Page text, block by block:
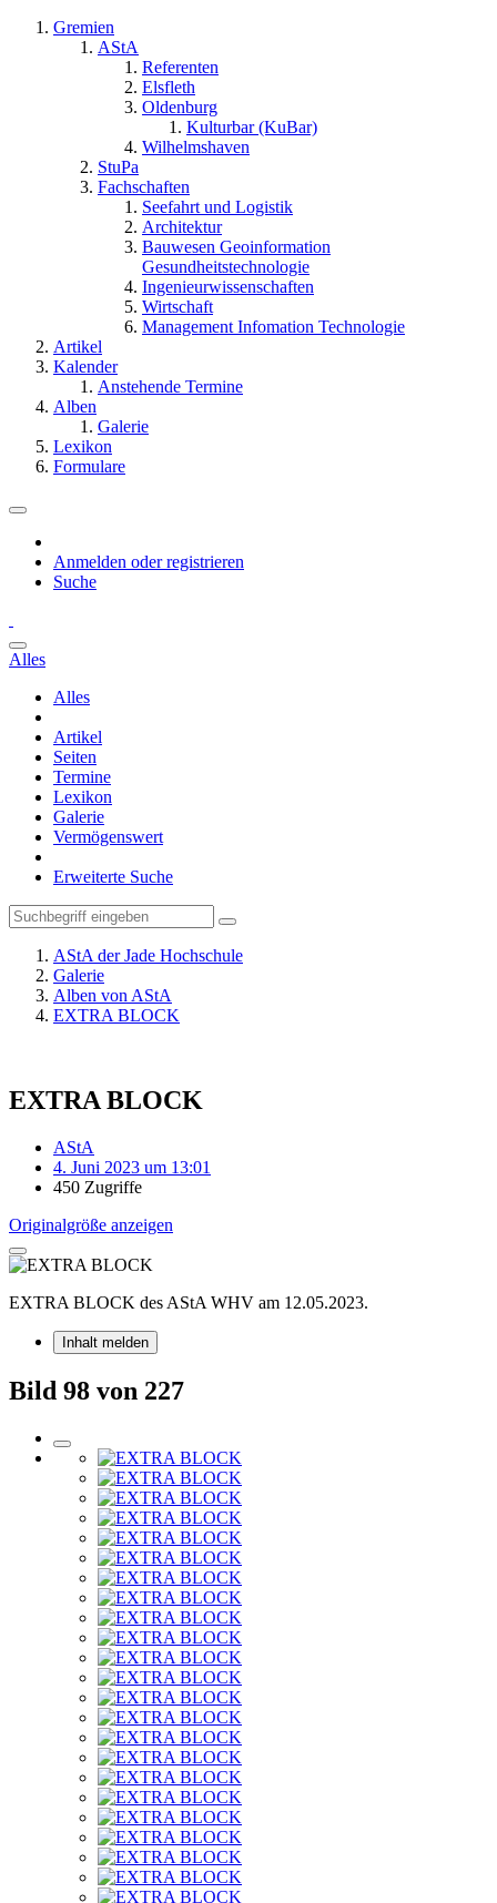
Gremien
AStA
Referenten
Elsfleth
Oldenburg
Kulturbar (KuBar)
Wilhelmshaven
StuPa
Fachschaften
Seefahrt und Logistik
Architektur
Bauwesen Geoinformation
Gesundheitstechnologie
Ingenieurwissenschaften
Wirtschaft
Management Infomation Technologie
Artikel
Kalender
Anstehende Termine
Alben
Galerie
Lexikon
Formulare
Anmelden oder registrieren
Suche
Alles
Alles
Artikel
Seiten
Termine
Lexikon
Galerie
Vermögenswert
Erweiterte Suche
AStA der Jade Hochschule
Galerie
Alben von AStA
EXTRA BLOCK
EXTRA BLOCK
AStA
4. Juni 2023 um 13:01
450 Zugriffe
Originalgröße anzeigen
EXTRA BLOCK des AStA WHV am 12.05.2023.
Inhalt melden
Bild 98 von 227